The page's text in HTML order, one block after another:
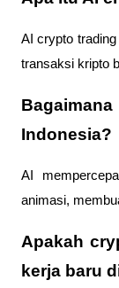
AI crypto
transaksi kripto
Indonesia?
AI
animasi,
Apakah
kerja baru